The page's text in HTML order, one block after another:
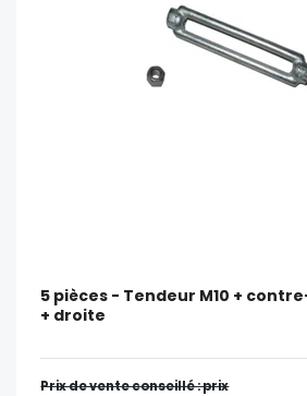
5 pièces - Tendeur M10 +
+ droite
Prix ​​de vente conseillé : prix